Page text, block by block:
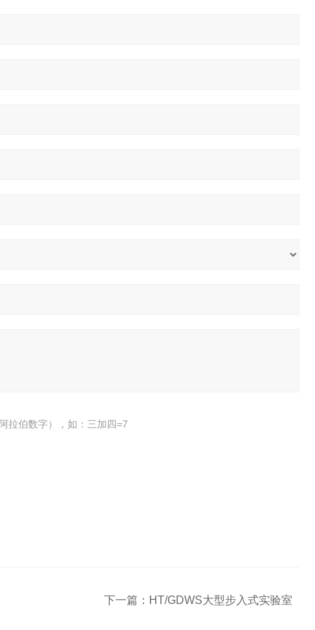
拉伯数字），如：三加四=7
下一篇： HT/GDWS大型步入式实验室